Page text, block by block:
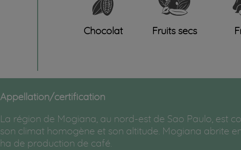
Chocolat Fruits secs
Appellation/certification
La région de Mogiana, au nord-est de Sao Paulo, est
son climat homogène et son altitude. Mogiana abrite
ha de production de café.